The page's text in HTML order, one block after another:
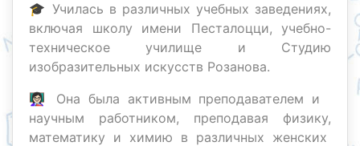
🎓 Училась в различных учебных заведениях,
включая школу имени Песталоцци, учебно-
техническое училище и Студию
изобразительных искусств Розанова.
👩🏻‍🏫 Она была активным преподавателем и
научным работником, преподавая физику,
математику и химию в различных женских